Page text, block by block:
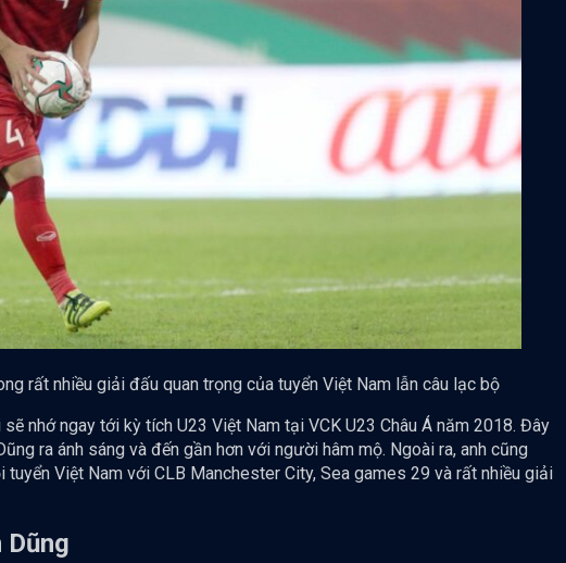
rất nhiều giải đấu quan trọng của tuyển Việt Nam lẫn câu lạc bộ
nhớ ngay tới kỳ tích U23 Việt Nam tại VCK U23 Châu Á năm 2018. Đây
ra ánh sáng và đến gần hơn với người hâm mộ. Ngoài ra, anh cũng
Việt Nam với CLB Manchester City, Sea games 29 và rất nhiều giải